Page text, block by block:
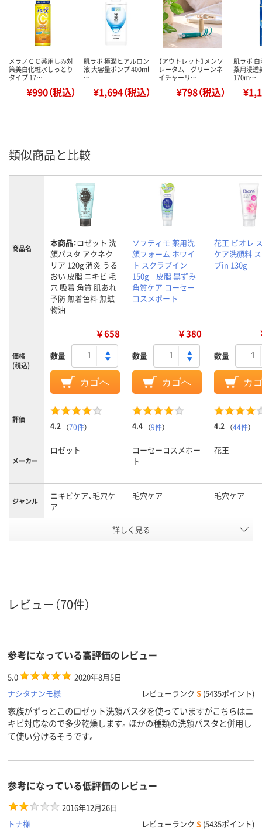
メラノＣＣ薬用しみ対
策美白化粧水しっとり
タイプ 17…
¥990（税込）
肌ラボ 極潤ヒアルロン
液 大容量ポンプ 400ml
…
¥1,694（税込）
【アウトレット】メンソ
レータム グリーンネ
イチャーリ…
¥798（税込）
肌ラボ
薬用浸透
170m…
類似商品と比較
商品名 本商品：ロゼット 洗
顔パスタ アクネク
リア 120g 消炎 うる
おい 皮脂 ニキビ 毛
穴 吸着 角質 肌あれ
予防 無着色料 無鉱
物油
ソフティモ 薬用洗
顔フォーム ホワイ
ト スクラブイン
150g 皮脂 黒ずみ
角質ケア コーセー
コスメポート
花王 ビオレ
ケア洗顔料
ブin 130g
価格
(税込)
￥658
数量
カゴへ
￥380
数量
カゴへ
数量
カ
評価
4.2 （70件） 4.4 （9件） 4.2 （44件）
メーカー
ロゼット
コーセーコスメポー
ト
花王
ジャンル
ニキビケア、毛穴ケ
ア
毛穴ケア 毛穴ケア
詳しく見る
レビュー（70件）
参考になっている高評価のレビュー
5.0
2020年8月5日
ナシタナンモ様
レビューランク S (5435ポイント)
家族がずっとこのロゼット洗顔パスタを使っていますがこちらはニ
キビ対応なので多少乾燥します。ほかの種類の洗顔パスタと併用し
て使い分けるそうです。
参考になっている低評価のレビュー
2016年12月26日
トナ様
レビューランク S (5435ポイント)